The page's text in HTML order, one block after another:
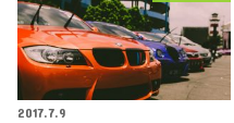
2017.7.9